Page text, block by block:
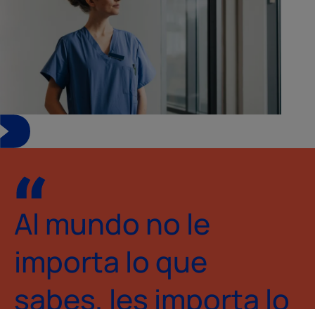
Al mundo no le
importa lo que
sabes, les importa lo